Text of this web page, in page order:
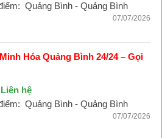
Quảng Bình - Quảng Bình
07/07/2026
Hóa Quảng Bình 24/24 – Gọi
Liên hệ
Quảng Bình - Quảng Bình
07/07/2026